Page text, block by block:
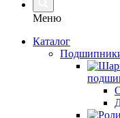
Меню
Каталог